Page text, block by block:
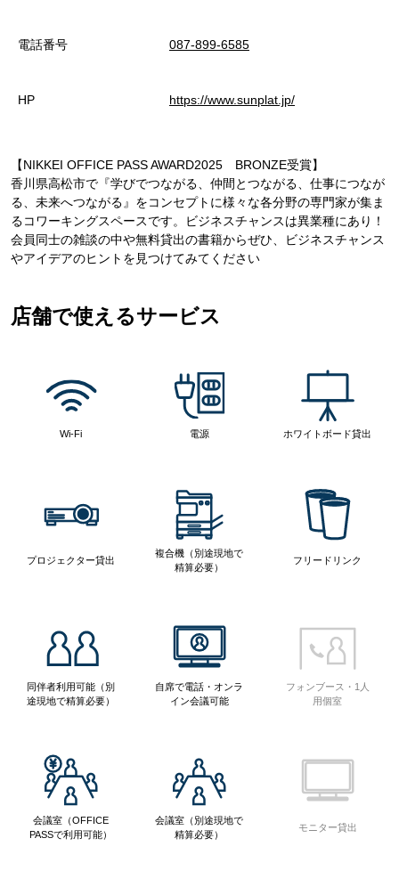
電話番号 087-899-6585
HP https://www.sunplat.jp/
【NIKKEI OFFICE PASS AWARD2025 BRONZE受賞】
香川県高松市で『学びでつながる、仲間とつながる、仕事につなが
る、未来へつながる』をコンセプトに様々な各分野の専門家が集ま
るコワーキングスペースです。ビジネスチャンスは異業種にあり！
会員同士の雑談の中や無料貸出の書籍からぜひ、ビジネスチャンス
やアイデアのヒントを見つけてみてください
店舗で使えるサービス
Wi-Fi 電源 ホワイトボード貸出
プロジェクター貸出
複合機（別途現地で
精算必要）
フリードリンク
同伴者利用可能（別
途現地で精算必要）
自席で電話・オンラ
イン会議可能
フォンブース・1人
用個室
会議室（OFFICE
PASSで利用可能）
会議室（別途現地で
精算必要）
モニター貸出